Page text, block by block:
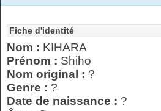
Fiche d'identité
Nom : KIHARA
Prénom : Shiho
Nom original : ?
Genre : ?
Date de naissance : ?